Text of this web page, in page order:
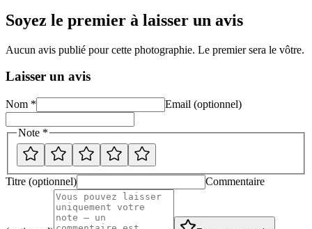
Soyez le premier à laisser un avis
Aucun avis publié pour cette photographie. Le premier sera le vôtre.
Laisser un avis
Nom * Email (optionnel)
Note *
Titre (optionnel) Commentaire